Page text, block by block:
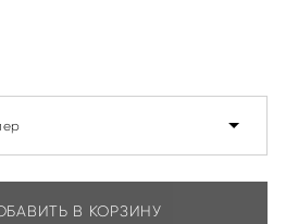
В КОРЗИНУ